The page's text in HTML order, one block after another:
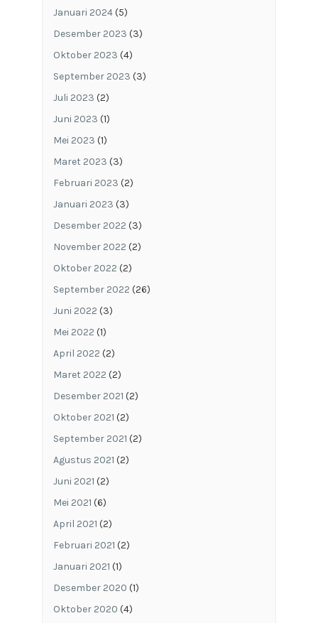
Januari 2024(5)
Desember 2023 (3)
Oktober 2023 (4)
September 2023 (3)
Juli 2023 (2)
Juni 2023 (1)
Mei 2023 (1)
Maret 2023 (3)
Februari 2023 (2)
Januari 2023 (3)
Desember 2022 (3)
November 2022 (2)
Oktober 2022 (2)
September 2022 (26)
Juni 2022 (3)
Mei 2022 (1)
April 2022 (2)
Maret 2022 (2)
Desember 2021 (2)
Oktober 2021 (2)
September 2021 (2)
Agustus 2021 (2)
Juni 2021 (2)
Mei 2021 (6)
April 2021 (2)
Februari 2021 (2)
Januari 2021 (1)
Desember 2020 (1)
Oktober 2020 (4)